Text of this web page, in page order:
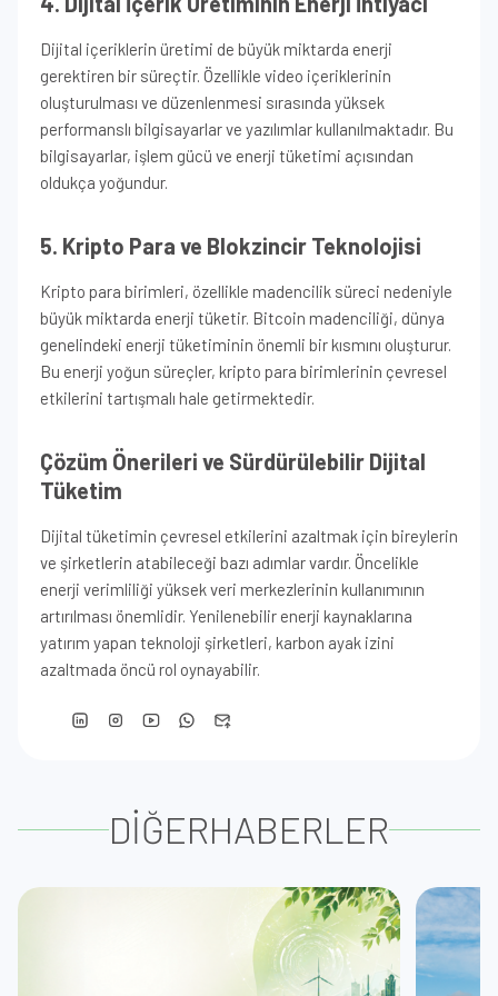
Dijital içeriklerin üretimi de büyük miktarda enerji
gerektiren bir süreçtir. Özellikle video içeriklerinin
oluşturulması ve düzenlenmesi sırasında yüksek
performanslı bilgisayarlar ve yazılımlar kullanılmaktadır. Bu
bilgisayarlar, işlem gücü ve enerji tüketimi açısından
oldukça yoğundur.
5. Kripto Para ve Blokzincir Teknolojisi
Kripto para birimleri, özellikle madencilik süreci nedeniyle
büyük miktarda enerji tüketir. Bitcoin madenciliği, dünya
genelindeki enerji tüketiminin önemli bir kısmını oluşturur.
Bu enerji yoğun süreçler, kripto para birimlerinin çevresel
etkilerini tartışmalı hale getirmektedir.
Çözüm Önerileri ve Sürdürülebilir Dijital
Tüketim
Dijital tüketimin çevresel etkilerini azaltmak için bireylerin
ve şirketlerin atabileceği bazı adımlar vardır. Öncelikle
enerji verimliliği yüksek veri merkezlerinin kullanımının
artırılması önemlidir. Yenilenebilir enerji kaynaklarına
yatırım yapan teknoloji şirketleri, karbon ayak izini
azaltmada öncü rol oynayabilir.
DİĞERHABERLER